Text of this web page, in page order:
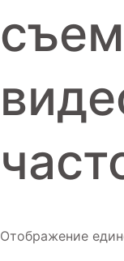
Отображение